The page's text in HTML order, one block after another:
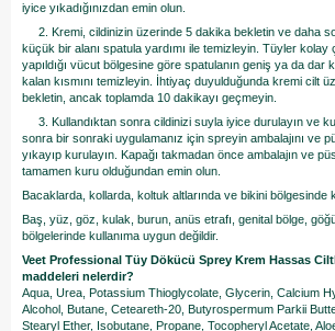
iyice yıkadığınızdan emin olun.
2. Kremi, cildinizin üzerinde 5 dakika bekletin ve daha
küçük bir alanı spatula yardımı ile temizleyin. Tüyler kolay
yapıldığı vücut bölgesine göre spatulanın geniş ya da dar
kalan kısmını temizleyin. İhtiyaç duyulduğunda kremi cilt
bekletin, ancak toplamda 10 dakikayı geçmeyin.
3. Kullandıktan sonra cildinizi suyla iyice durulayın ve
sonra bir sonraki uygulamanız için spreyin ambalajını ve
yıkayıp kurulayın. Kapağı takmadan önce ambalajın ve
tamamen kuru olduğundan emin olun.
Bacaklarda, kollarda, koltuk altlarında ve bikini bölgesinde
Baş, yüz, göz, kulak, burun, anüs etrafı, genital bölge,
bölgelerinde kullanıma uygun değildir.
Veet Professional Tüy Dökücü Sprey Krem Hassas
maddeleri nelerdir?
Aqua, Urea, Potassium Thioglycolate, Glycerin, Calcium
Alcohol, Butane, Ceteareth-20, Butyrospermum Parkii
Stearyl Ether, Isobutane, Propane, Tocopheryl Acetate,